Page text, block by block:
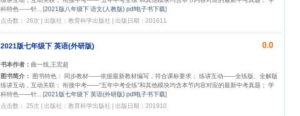
科特色——针...
[2021版八年级下 语文(人教版) pdf电子书下载]
点击数： 26次 | 出版社：教育科学出版社 | 出版日期：201611
2021版七年级下 英语(外研版) 0.0
书本作者： 曲一线,王宏超
图书简介：
图书特色： 同步教材——依据最新教材编写，符合课标要求； 练讲互动——全练版、全解版
练讲互动，互动关联； 衔接中考——“五年中考全练”和其他模块均含本节内容对应的最新中考真题； 学
科特色——针... [2021版七年级下 英语(外研版) pdf电子书下载]
点击数： 25次 | 出版社：教育科学出版社 | 出版日期：201910